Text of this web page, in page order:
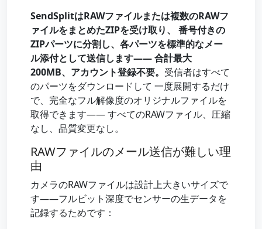
SendSplitはRAWファイルまたは複数のRAWフ
ァイルをまとめたZIPを受け取り、 番号付きの
ZIPパーツに分割し、各パーツを標準的なメー
ル添付として送信します—— 合計最大
200MB、アカウント登録不要。 受信者はすべて
のパーツをダウンロードして 一度展開するだけ
で、完全なフル解像度のオリジナルファイルを
取得できます—— すべてのRAWファイル、圧縮
なし、品質変更なし。
RAWファイルのメール送信が難しい理
由
カメラのRAWファイルは設計上大きいサイズで
す——フルビット深度でセンサーの生データを
記録するためです：